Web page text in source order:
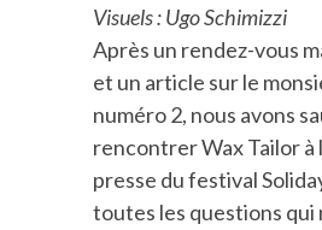
Visuels : Ugo Schimizzi
Après un rendez-vous
et un article sur le
numéro 2, nous avons
rencontrer Wax Tailor à
presse du festival
toutes les questions qui